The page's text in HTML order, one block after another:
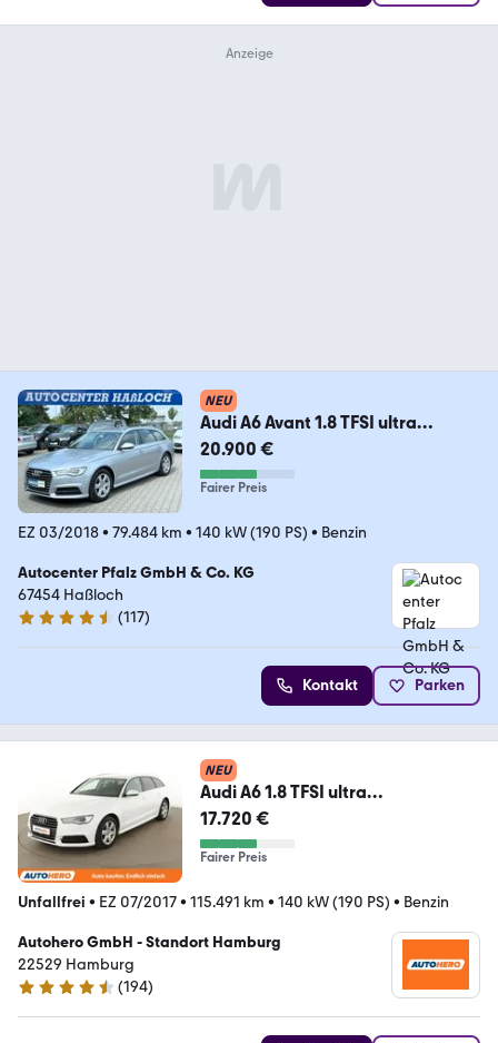
NEU
Audi A6 Avant 1.8 TFSI ultra
Automatik*Navi*Bi-Xenon*
20.900 €
Fairer Preis
EZ 03/2018• 79.484 km • 140 kW (190 PS) • Benzin
Autocenter Pfalz GmbH & Co. KG
67454 Haßloch
4.3 Sterne
(117)
Kontakt Parken
NEU
Audi A6 1.8 TFSI ultra
Aut.*NAVI*TEMPO*XENON*PDC*S
HZ*
17.720 €
Fairer Preis
Unfallfrei • EZ 07/2017• 115.491 km • 140 kW (190 PS) • Benzin
Autohero GmbH - Standort Hamburg
22529 Hamburg
4.6 Sterne
(194)